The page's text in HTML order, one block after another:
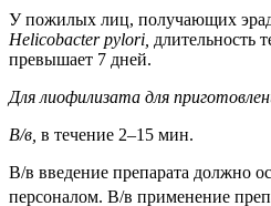
У пожилых лиц, получающих
Helicobacter pylori, длительность
превышает 7 дней.
Для лиофилизата для
В/в, в течение 2–15 мин.
В/в введение препарата должно
персоналом. В/в применение